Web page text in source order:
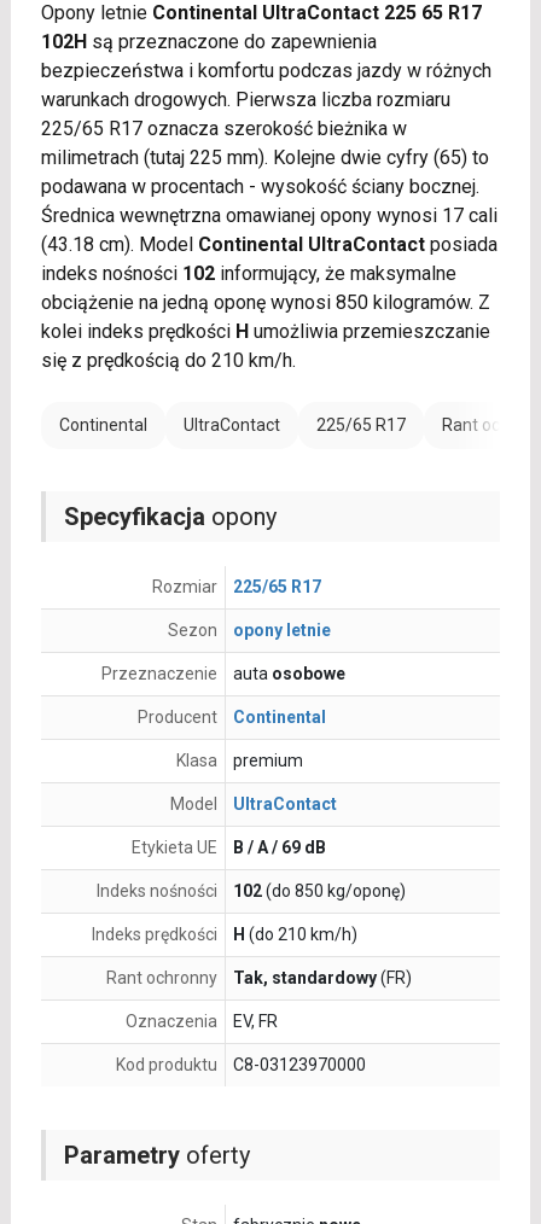
Opony letnie Continental UltraContact 225 65 R17
102Hsą przeznaczone do zapewnienia
bezpieczeństwa i komfortu podczas jazdy w różnych
warunkach drogowych. Pierwsza liczba rozmiaru
225/65 R17 oznacza szerokość bieżnika w
milimetrach (tutaj 225 mm). Kolejne dwie cyfry (65) to
podawana w procentach - wysokość ściany bocznej.
Średnica wewnętrzna omawianej opony wynosi 17 cali
(43.18 cm). Model Continental UltraContactposiada
indeks nośności 102informujący, że maksymalne
obciążenie na jedną oponę wynosi 850 kilogramów. Z
kolei indeks prędkości Humożliwia przemieszczanie
się z prędkością do 210 km/h.
Continental UltraContact 225/65 R17 Rant
Parametryoferty
Specyfikacja opony
Rozmiar 225/65 R17
Sezon opony letnie
Przeznaczenie auta osobowe
Producent Continental
Klasa premium
Model UltraContact
Etykieta UE B / A / 69 dB
Indeks nośności 102(do 850 kg/oponę)
Indeks prędkości H (do 210 km/h)
Rant ochronny Tak, standardowy(FR)
Oznaczenia EV, FR
Kod produktu C8-03123970000